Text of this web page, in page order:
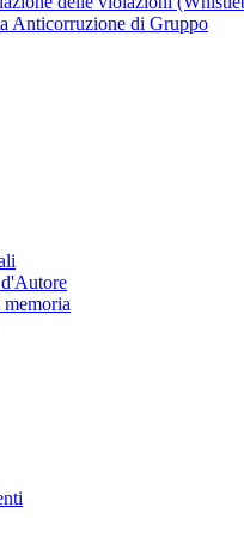
Anticorruzione di Gruppo